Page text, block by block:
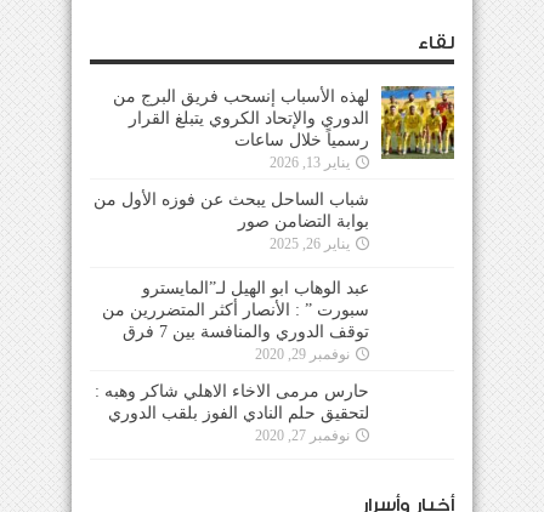
لقاء
لهذه الأسباب إنسحب فريق البرج من
الدوري والإتحاد الكروي يتبلغ القرار
رسمياً خلال ساعات
يناير 13, 2026
شباب الساحل يبحث عن فوزه الأول من
بوابة التضامن صور
يناير 26, 2025
عبد الوهاب ابو الهيل لـ”المايسترو
سبورت ” : الأنصار أكثر المتضررين من
توقف الدوري والمنافسة بين 7 فرق
نوفمبر 29, 2020
حارس مرمى الاخاء الاهلي شاكر وهبه :
لتحقيق حلم النادي الفوز بلقب الدوري
نوفمبر 27, 2020
أخبار وأسرار